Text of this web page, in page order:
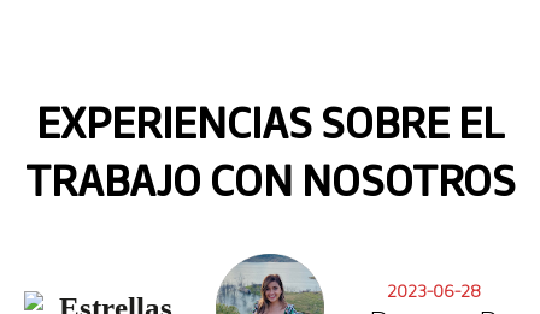
EXPERIENCIAS SOBRE EL
TRABAJO CON NOSOTROS
2023-06-28